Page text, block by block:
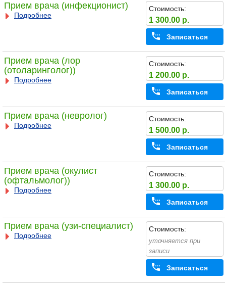
Прием врача (инфекционист)
Подробнее
Стоимость:
1 300.00 р.
Записаться
Прием врача (лор
(отоларинголог))
Подробнее
Стоимость:
1 200.00 р.
Записаться
Прием врача (невролог)
Подробнее
Стоимость:
1 500.00 р.
Записаться
Прием врача (окулист
(офтальмолог))
Подробнее
Стоимость:
1 300.00 р.
Записаться
Прием врача (узи-специалист)
Подробнее
Стоимость:
уточняется при
записи
Записаться